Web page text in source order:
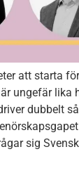
att starta
ungefär lika
dubbelt
sig